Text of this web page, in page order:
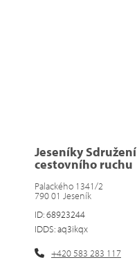
Jeseníky Sdružení
cestovního ruchu
Palackého 1341/2
790 01 Jeseník
ID: 68923244
IDDS: aq3ikqx
+420 583 283 117